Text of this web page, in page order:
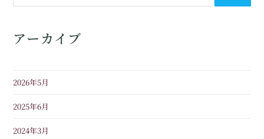
アーカイブ
2026年5月
2025年6月
2024年3月